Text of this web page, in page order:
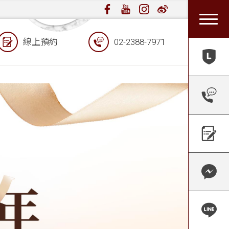
線上預約 02-2388-7971